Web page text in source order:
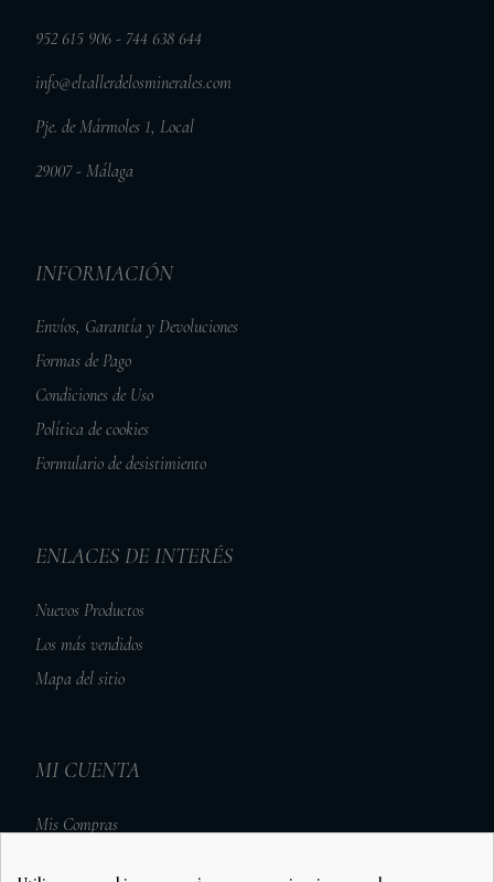
952 615 906 - 744 638 644
info@eltallerdelosminerales.com
Pje. de Mármoles 1, Local
29007 - Málaga
INFORMACIÓN
Envíos, Garantía y Devoluciones
Formas de Pago
Condiciones de Uso
Política de cookies
Formulario de desistimiento
ENLACES DE INTERÉS
Nuevos Productos
Los más vendidos
Mapa del sitio
MI CUENTA
Mis Compras